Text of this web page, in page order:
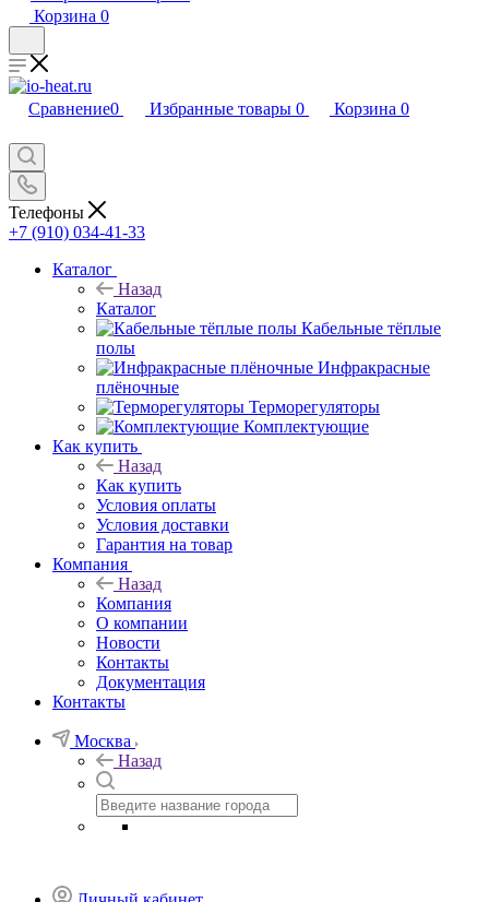
Корзина 0
Сравнение0 Избранные товары 0 Корзина 0
Телефоны
+7 (910) 034-41-33
Каталог
Назад
Каталог
Кабельные тёплые
полы
Инфракрасные
плёночные
Терморегуляторы
Комплектующие
Как купить
Назад
Как купить
Условия оплаты
Условия доставки
Гарантия на товар
Компания
Назад
Компания
О компании
Новости
Контакты
Документация
Контакты
Москва
Назад